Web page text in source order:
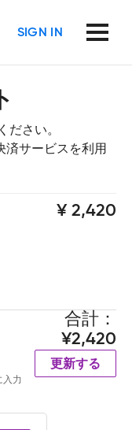
SIGN IN
ださい。
済サービスを利用
2,420
入力
合計
2,420
更新する